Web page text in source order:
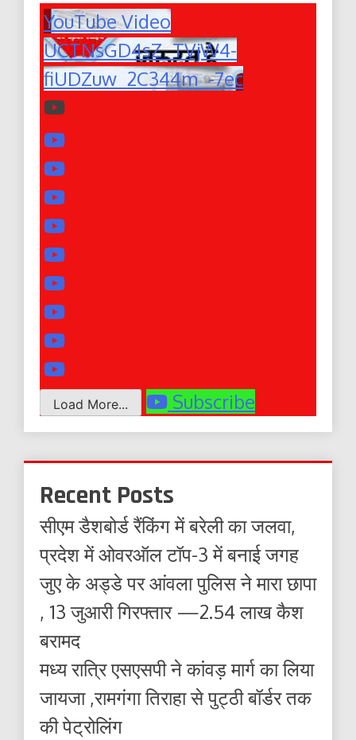
YouTube Video
UCTNsGD4sZ_TVjW4-
fiUDZuw_2C344m_-7ec
Load More... Subscribe
Recent Posts
सीएम डैशबोर्ड रैंकिंग में बरेली का जलवा,
प्रदेश में ओवरऑल टॉप-3 में बनाई जगह
जुए के अड्डे पर आंवला पुलिस ने मारा छापा
, 13 जुआरी गिरफ्तार —2.54 लाख कैश
बरामद
मध्य रात्रि एसएसपी ने कांवड़ मार्ग का लिया
जायजा ,रामगंगा तिराहा से पुट्ठी बॉर्डर तक
की पेट्रोलिंग